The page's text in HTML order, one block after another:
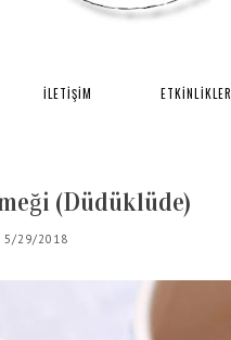
İLETİŞİM ETKİNLİKLER
(Düdüklüde)
5/29/2018